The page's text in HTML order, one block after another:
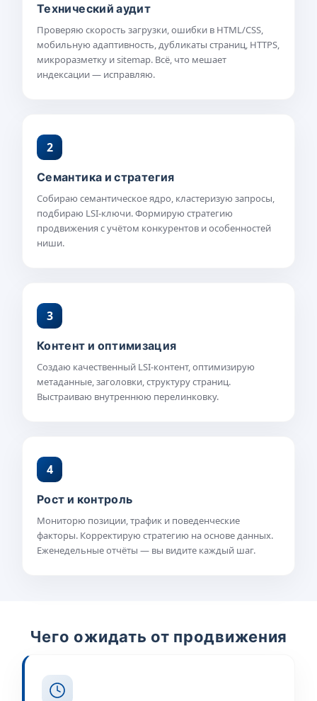
Технический аудит
Проверяю скорость загрузки, ошибки в HTML/CSS,
мобильную адаптивность, дубликаты страниц, HTTPS,
микроразметку и sitemap. Всё, что мешает
индексации — исправляю.
2
Семантика и стратегия
Собираю семантическое ядро, кластеризую запросы,
подбираю LSI-ключи. Формирую стратегию
продвижения с учётом конкурентов и особенностей
ниши.
3
Контент и оптимизация
Создаю качественный LSI-контент, оптимизирую
метаданные, заголовки, структуру страниц.
Выстраиваю внутреннюю перелинковку.
4
Рост и контроль
Мониторю позиции, трафик и поведенческие
факторы. Корректирую стратегию на основе данных.
Еженедельные отчёты — вы видите каждый шаг.
Чего ожидать от продвижения